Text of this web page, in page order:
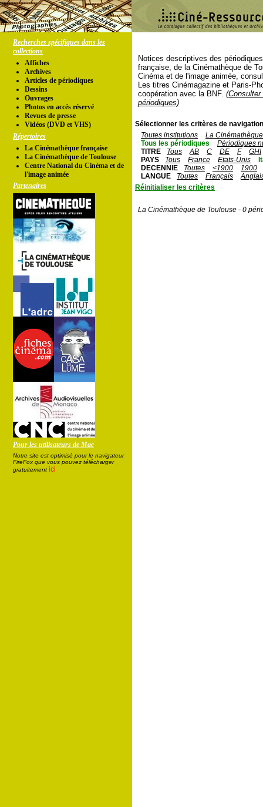
Recherches spécifiques dans les
collections
Affiches
Archives
Articles de périodiques
Dessins
Ouvrages
Photos en accés réservé
Revues de presse
Vidéos (DVD et VHS)
Répertoires
La Cinémathèque française
La Cinémathèque de Toulouse
Centre National du Cinéma et de
l'image animée
Partenaires
Pour les utilisateurs de Mac
Notre site est optimisé pour le navigateur
FireFox que vous pouvez télécharger
gratuitement ici
Notices descriptives des
française, de la Cinémathèque de
Cinéma et de l'image animée,
Les titres Cinémagazine et Paris-
coopération avec la BNF.
périodiques)
Sélectionner les critères de
Toutes institutions
La
Tous les périodiques
Périodiques
TITRE
Tous AB C DE F
GHI
PAYS
Tous France Etats-Unis
DECENNIE
Toutes <1900
1900
LANGUE
Toutes Français
Réinitialiser les critères
La Cinémathèque de Toulouse - 0